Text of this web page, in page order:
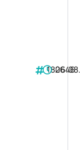
182646